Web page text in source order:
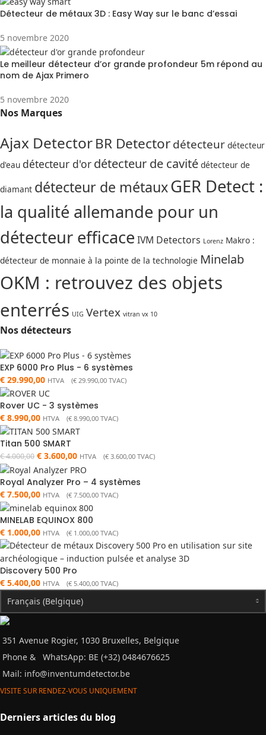
Détecteur de métaux 3D : Easy Way sur le banc d’essai
5 novembre 2020
Le meilleur détecteur d’or grande profondeur 5m répond au
nom de Ajax Primero
5 novembre 2020
Nos Marques
Ajax DetectorBR Detectordétecteur détecteur
d'eau détecteur d'or détecteur de cavité détecteur de
diamant détecteur de métauxGER Detect :
la qualité allemande pour un
détecteur efficace IVM Detectors Lorenz Makro :
détecteur de monnaie à la pointe de la technologie Minelab
OKM : retrouvez des objets
enterrés UIG Vertex vitran vx 10
Nos détecteurs
EXP 6000 Pro Plus - 6 systèmes
€ 29.990,00 HTVA (€ 29.990,00 TVAC)
Rover UC - 3 systèmes
€ 8.990,00 HTVA (€ 8.990,00 TVAC)
Titan 500 SMART
€4.000,00 € 3.600,00 HTVA (€ 3.600,00 TVAC)
Royal Analyzer Pro – 4 systèmes
€ 7.500,00 HTVA (€ 7.500,00 TVAC)
MINELAB EQUINOX 800
€ 1.000,00 HTVA (€ 1.000,00 TVAC)
Discovery 500 Pro
€ 5.400,00 HTVA (€ 5.400,00 TVAC)
Français (Belgique)
351 Avenue Rogier, 1030 Bruxelles, Belgique
Phone &
WhatsApp: BE (+32) 0484676625
Mail: info@inventumdetector.be
VISITE SUR RENDEZ-VOUS UNIQUEMENT
Derniers articles du blog